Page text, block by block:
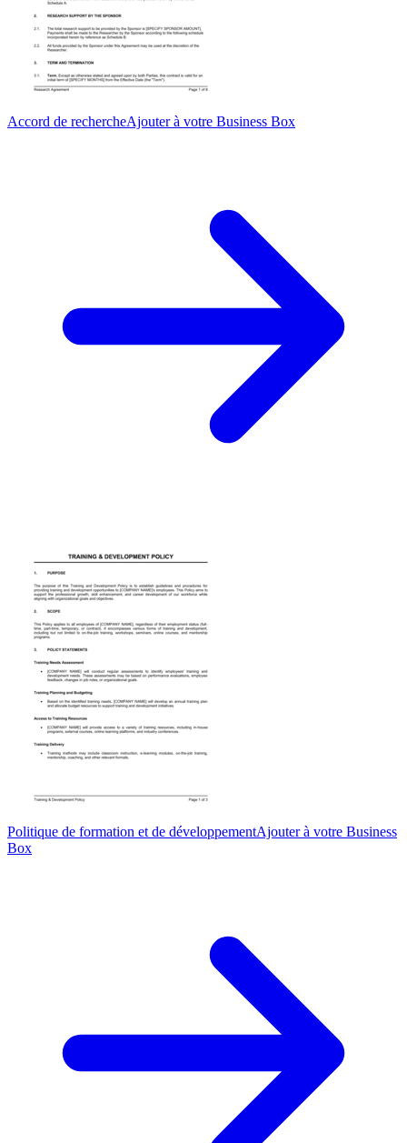
Accord de rechercheAjouter à votre Business Box
Politique de formation et de développementAjouter à votre Business
Box